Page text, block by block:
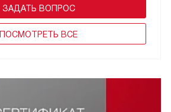
ЗАДАТЬ ВОПРОС
ПОCМОТРЕТЬ ВСЕ